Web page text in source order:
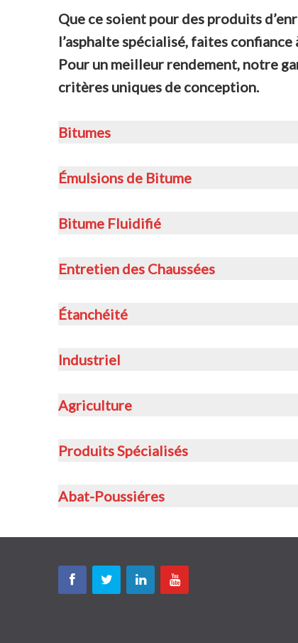
Que ce soient pour des produits
l’asphalte spécialisé, faites
Pour un meilleur rendement, notre
critères uniques de conception.
Bitumes
Émulsions de Bitume
Bitume Fluidifié
Entretien des Chaussées
Étanchéité
Industriel
Agriculture
Produits Spécialisés
Abat-Poussiéres